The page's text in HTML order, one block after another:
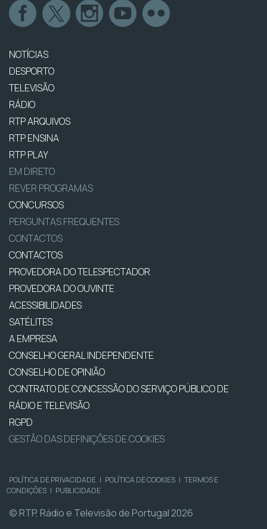
NOTÍCIAS
DESPORTO
TELEVISÃO
RÁDIO
RTP ARQUIVOS
RTP ENSINA
RTP PLAY
EM DIRETO
REVER PROGRAMAS
CONCURSOS
PERGUNTAS FREQUENTES
CONTACTOS
CONTACTOS
PROVEDORA DO TELESPECTADOR
PROVEDORA DO OUVINTE
ACESSIBILIDADES
SATÉLITES
A EMPRESA
CONSELHO GERAL INDEPENDENTE
CONSELHO DE OPINIÃO
CONTRATO DE CONCESSÃO DO SERVIÇO PÚBLICO DE
RÁDIO E TELEVISÃO
RGPD
GESTÃO DAS DEFINIÇÕES DE COOKIES
POLÍTICA DE PRIVACIDADE | POLÍTICA DE COOKIES | TERMOS E
CONDIÇÕES | PUBLICIDADE
© RTP, Rádio e Televisão de Portugal 2026